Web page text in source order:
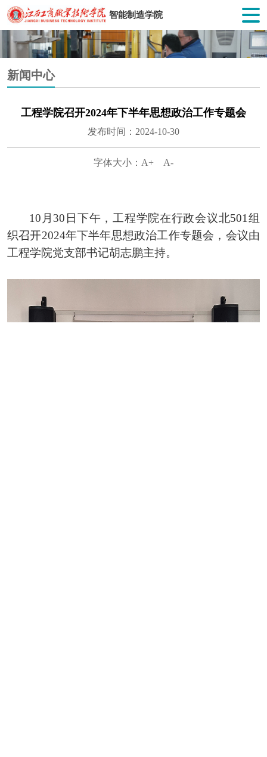
智能制造学院
新闻中心
工程学院召开2024年下半年思想政治工作专题会
发布时间：2024-10-30
字体大小： A+ A-
10 月 30 日下午，工程学院在行政会议北501组
织召开2024年下半年思想政治工作专题会，会议由
工程学院党支部书记胡志鹏主持。